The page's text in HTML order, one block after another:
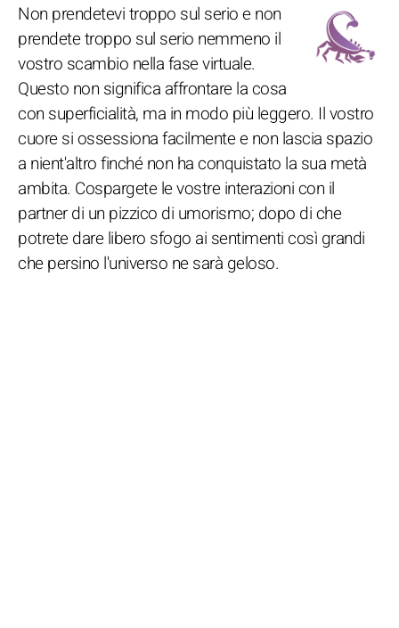
Non prendetevi troppo sul serio e non
prendete troppo sul serio nemmeno il
vostro scambio nella fase virtuale.
Questo non significa affrontare la cosa
con superficialità, ma in modo più leggero. Il vostro
cuore si ossessiona facilmente e non lascia spazio
a nient'altro finché non ha conquistato la sua metà
ambita. Cospargete le vostre interazioni con il
partner di un pizzico di umorismo; dopo di che
potrete dare libero sfogo ai sentimenti così grandi
che persino l'universo ne sarà geloso.